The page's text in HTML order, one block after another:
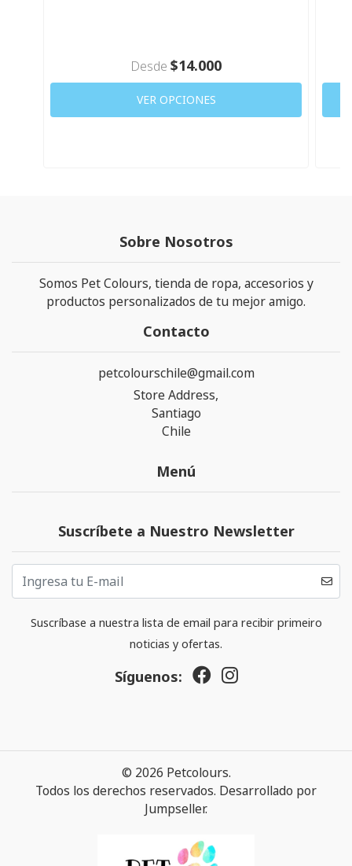
Desde $14.000
VER OPCIONES
Sobre Nosotros
Somos Pet Colours, tienda de ropa, accesorios y
productos personalizados de tu mejor amigo.
Contacto
petcolourschile@gmail.com
Store Address,
Santiago
Chile
Menú
Suscríbete a Nuestro Newsletter
Suscríbase a nuestra lista de email para recibir primeiro
noticias y ofertas.
Síguenos:
© 2026 Petcolours.
Todos los derechos reservados. Desarrollado por
Jumpseller.